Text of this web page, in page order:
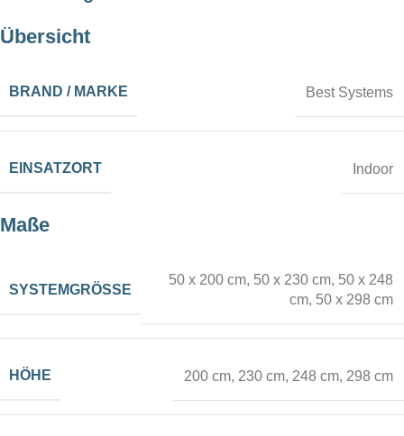
Übersicht
BRAND / MARKE Best Systems
EINSATZORT Indoor
Maße
SYSTEMGRÖSSE
50 x 200 cm, 50 x 230 cm, 50 x 248
cm, 50 x 298 cm
HÖHE 200 cm, 230 cm, 248 cm, 298 cm